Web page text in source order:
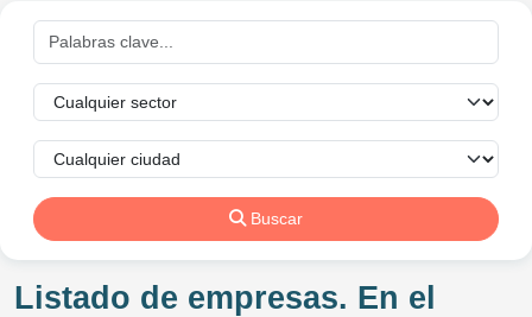
Buscar
Listado de empresas. En el